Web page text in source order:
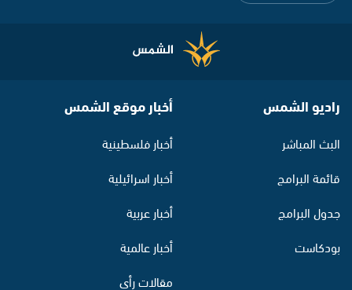
راديو الشمس
البث المباشر
قائمة البرامج
جدول البرامج
بودكاست
أخبار موقع الشمس
أخبار فلسطينية
أخبار اسرائيلية
أخبار عربية
أخبار عالمية
مقالات رأي